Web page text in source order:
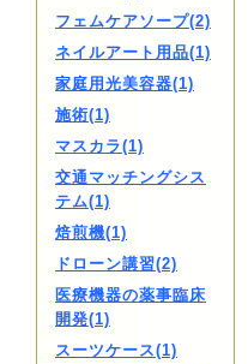
フェムケアソープ(2)
ネイルアート用品(1)
家庭用光美容器(1)
施術(1)
マスカラ(1)
交通マッチングシス
テム(1)
焙煎機(1)
ドローン講習(2)
医療機器の薬事臨床
開発(1)
スーツケース(1)